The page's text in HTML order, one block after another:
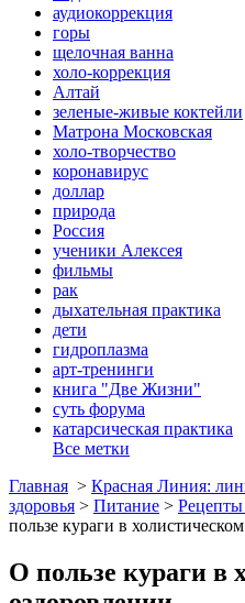
аудиокоррекция
горы
щелочная ванна
холо-коррекция
Алтай
зеленые-живые коктейли
Матрона Московская
холо-творчество
коронавирус
доллар
природа
Россия
ученики Алексея
фильмы
рак
дыхательная практика
дети
гидроплазма
арт-тренинги
книга "Две Жизни"
суть форума
катарсическая практика
Все метки
Главная > Красная Линия:
здоровья > Питание > Рецепты
пользе кураги в
О пользе кураги в